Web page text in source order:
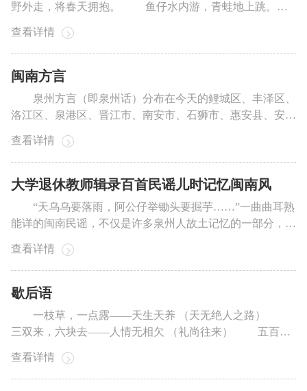
野外走，将春天拥抱。 鱼仔水内游，青蛙地上跳。
野外游玩。② 拥抱：表示亲热而相抱。 木棉美名攀枝
花 木棉美名攀枝花，树大枝粗三丈外。 未发叶时
清明节，先开红色英雄花。 注：①木棉...
查看详情
闽南方言
泉州方言（即泉州话）分布在今天的鲤城区、丰泽区、
洛江区、泉港区、晋江市、南安市、石狮市、惠安县、安溪
区、管委会），其使用人口达658万多人。泉州方言是闽南
方言的一个分支。 闽南方言是一种超地区、超省界的
汉语方言。它主要通行于闽南地区、粤东的...
查看详情
大学退休教师辑录百首民谣儿时记忆闽南风
“天乌乌要落雨，阿公仔举锄头要掘芋……”一曲曲耳熟
能详的闽南民谣，不仅是许多泉州人故土记忆的一部分，也
记者见到华侨大学退休教师陈增瑞辑录的《晋江民谣百
首》。这本书收录了近百首闽南民谣，再现了昔日晋江安海
地区社情民风。 表达心愿 唱着民...
查看详情
歇后语
一枝草，一点露——天生天养 （天无绝人之路）
三双来，六块去——人情无相欠 （礼尚往来） 五百钱
在人合目 （各有见解） 九领牛皮做一摆款——算总账
（最后清算） 鸡飞上树——假鸟 （多言惹事） 狗
查看详情